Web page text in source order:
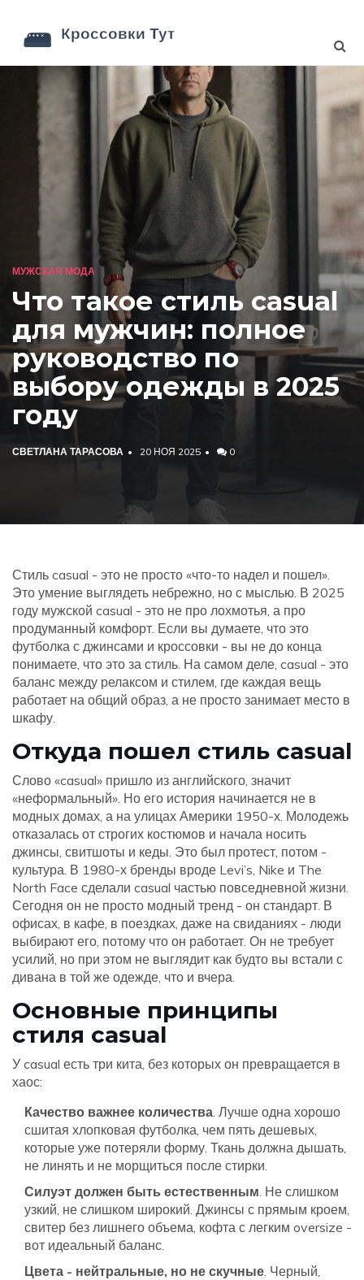
МУЖСКАЯ МОДА
Что такое стиль casual
для мужчин: полное
руководство по
выбору одежды в 2025
году
СВЕТЛАНА ТАРАСОВА 20 НОЯ 2025 0
Стиль casual - это не просто «что-то надел и пошел».
Это умение выглядеть небрежно, но с мыслью. В 2025
году мужской casual - это не про лохмотья, а про
продуманный комфорт. Если вы думаете, что это
футболка с джинсами и кроссовки - вы не до конца
понимаете, что это за стиль. На самом деле, casual - это
баланс между релаксом и стилем, где каждая вещь
работает на общий образ, а не просто занимает место в
шкафу.
Откуда пошел стиль casual
Слово «casual» пришло из английского, значит
«неформальный». Но его история начинается не в
модных домах, а на улицах Америки 1950-х. Молодежь
отказалась от строгих костюмов и начала носить
джинсы, свитшоты и кеды. Это был протест, потом -
культура. В 1980-х бренды вроде Levi’s, Nike и The
North Face сделали casual частью повседневной жизни.
Сегодня он не просто модный тренд - он стандарт. В
офисах, в кафе, в поездках, даже на свиданиях - люди
выбирают его, потому что он работает. Он не требует
усилий, но при этом не выглядит как будто вы встали с
дивана в той же одежде, что и вчера.
Основные принципы
стиля casual
У casual есть три кита, без которых он превращается в
хаос:
Качество важнее количества. Лучше одна хорошо
сшитая хлопковая футболка, чем пять дешевых,
которые уже потеряли форму. Ткань должна дышать,
не линять и не морщиться после стирки.
Силуэт должен быть естественным. Не слишком
узкий, не слишком широкий. Джинсы с прямым кроем,
свитер без лишнего объема, кофта с легким oversize -
вот идеальный баланс.
Цвета - нейтральные, но не скучные. Черный,